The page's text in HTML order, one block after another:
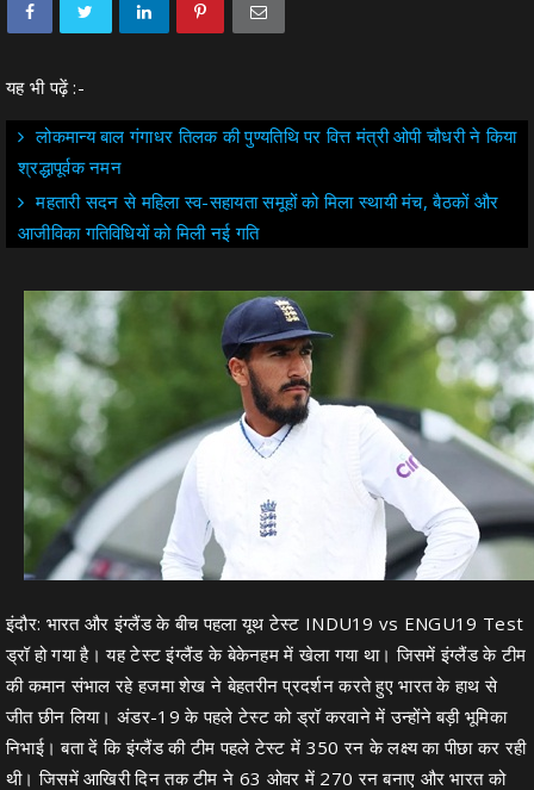
यह भी पढ़ें :-
लोकमान्य बाल गंगाधर तिलक की पुण्यतिथि पर वित्त मंत्री ओपी चौधरी ने किया
श्रद्धापूर्वक नमन
महतारी सदन से महिला स्व-सहायता समूहों को मिला स्थायी मंच, बैठकों और
आजीविका गतिविधियों को मिली नई गति
इंदौर: भारत और इंग्लैंड के बीच पहला यूथ टेस्ट INDU19 vs ENGU19 Test
ड्रॉ हो गया है। यह टेस्ट इंग्लैंड के बेकेनहम में खेला गया था। जिसमें इंग्लैंड के टीम
की कमान संभाल रहे हजमा शेख ने बेहतरीन प्रदर्शन करते हुए भारत के हाथ से
जीत छीन लिया। अंडर-19 के पहले टेस्ट को ड्रॉ करवाने में उन्होंने बड़ी भूमिका
निभाई। बता दें कि इंग्लैंड की टीम पहले टेस्ट में 350 रन के लक्ष्य का पीछा कर रही
थी। जिसमें आखिरी दिन तक टीम ने 63 ओवर में 270 रन बनाए और भारत को